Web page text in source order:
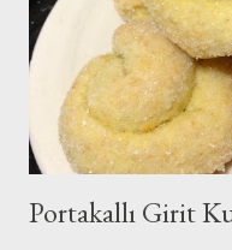
tamamladığımda maç
maçlar dışında ki maçlar
Portakallı Girit